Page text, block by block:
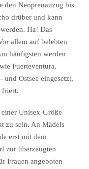
den Neoprenanzug bis
drüber und kann
Ha! Das
allem auf belebten
häufigsten werden
Fuerteventura,
und Ostsee eingesetzt,
friert.
Unisex-Größe
zu sein. An Mädels
erst mit dem
zur überzeugten
Frauen angeboten